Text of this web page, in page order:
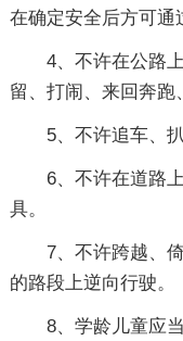
在确定安全后方可通
4、不许在公路
留、打闹、来回奔跑
5、不许追车、
6、不许在道路
具。
7、不许跨越、
的路段上逆向行驶。
8、学龄儿童应